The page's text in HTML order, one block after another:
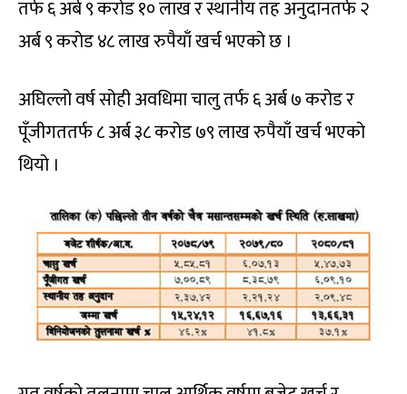
तर्फ ६ अर्ब ९ करोड १० लाख र स्थानीय तह अनुदानतर्फ २
अर्ब ९ करोड ४८ लाख रुपैयाँ खर्च भएको छ ।
अघिल्लो वर्ष सोही अवधिमा चालु तर्फ ६ अर्ब ७ करोड र
पूँजीगततर्फ ८ अर्ब ३८ करोड ७९ लाख रुपैयाँ खर्च भएको
थियो ।